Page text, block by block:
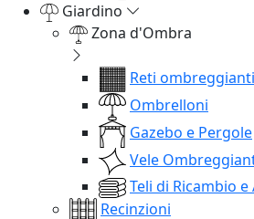
Giardino
Zona d'Ombra
Reti ombreggianti
Ombrelloni
Gazebo e Pergole
Vele
Teli di Ricambio e
Recinzioni